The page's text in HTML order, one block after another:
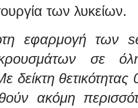
των λυκείων.
εφαρμογή των
σε
δείκτη
ακόμη